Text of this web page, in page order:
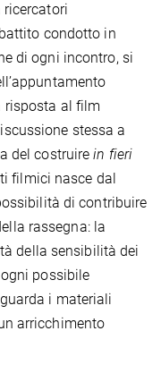
ricercatori
condotto in
di ogni incontro, si
risposta al film
stessa a
del costruirein fieri
filmici nasce dal
di contribuire
rassegna: la
della sensibilità dei
possibile
i materiali
arricchimento